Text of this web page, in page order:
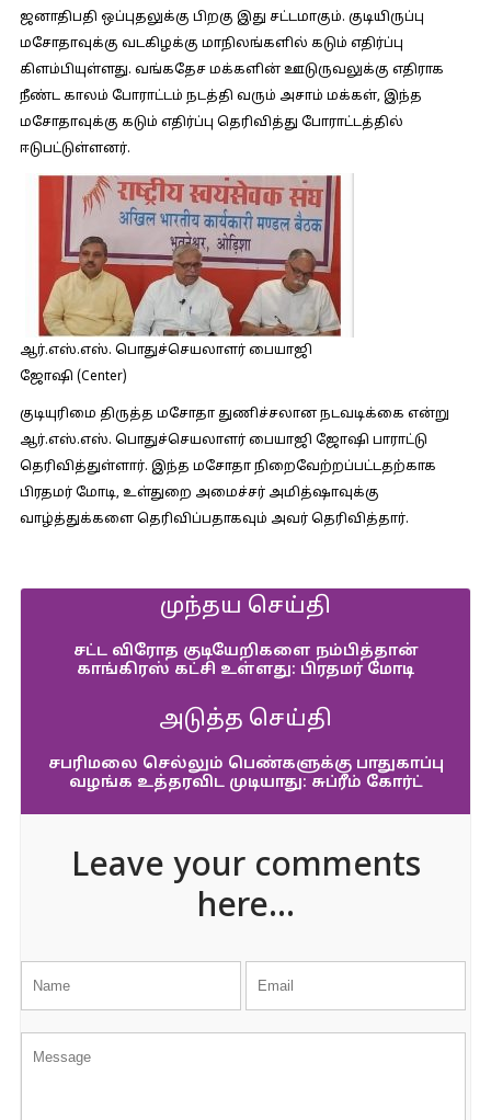
ஜனாதிபதி ஒப்புதலுக்கு பிறகு இது சட்டமாகும். குடியிருப்பு
மசோதாவுக்கு வடகிழக்கு மாநிலங்களில் கடும் எதிர்ப்பு
கிளம்பியுள்ளது. வங்கதேச மக்களின் ஊடுருவலுக்கு எதிராக
நீண்ட காலம் போராட்டம் நடத்தி வரும் அசாம் மக்கள், இந்த
மசோதாவுக்கு கடும் எதிர்ப்பு தெரிவித்து போராட்டத்தில்
ஈடுபட்டுள்ளனர்.
ஆர்.எஸ்.எஸ். பொதுச்செயலாளர் பையாஜி
ஜோஷி (Center)
குடியுரிமை திருத்த மசோதா துணிச்சலான நடவடிக்கை என்று
ஆர்.எஸ்.எஸ். பொதுச்செயலாளர் பையாஜி ஜோஷி பாராட்டு
தெரிவித்துள்ளார். இந்த மசோதா நிறைவேற்றப்பட்டதற்காக
பிரதமர் மோடி, உள்துறை அமைச்சர் அமித்ஷாவுக்கு
வாழ்த்துக்களை தெரிவிப்பதாகவும் அவர் தெரிவித்தார்.
முந்தய செய்தி
சட்ட விரோத குடியேறிகளை நம்பித்தான்
காங்கிரஸ் கட்சி உள்ளது: பிரதமர் மோடி
அடுத்த செய்தி
சபரிமலை செல்லும் பெண்களுக்கு பாதுகாப்பு
வழங்க உத்தரவிட முடியாது: சுப்ரீம் கோர்ட்
Leave your comments
here...